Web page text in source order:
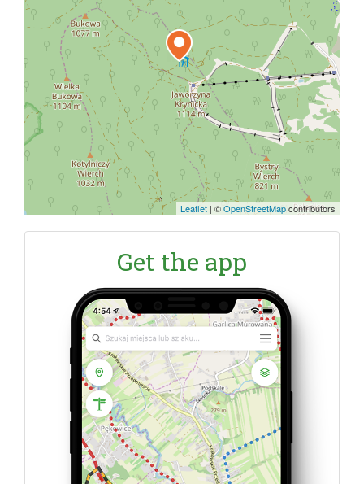
Leaflet | ©OpenStreetMapcontributors
Get the app